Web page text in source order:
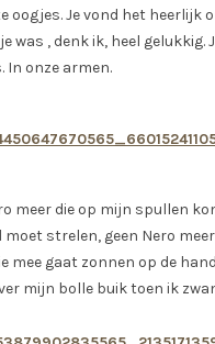
oogjes. Je vond het heerlijk
was , denk ik, heel gelukkig.
In onze armen.
meer die op mijn spullen
moet strelen, geen Nero
mee gaat zonnen op de
mijn bolle buik toen ik